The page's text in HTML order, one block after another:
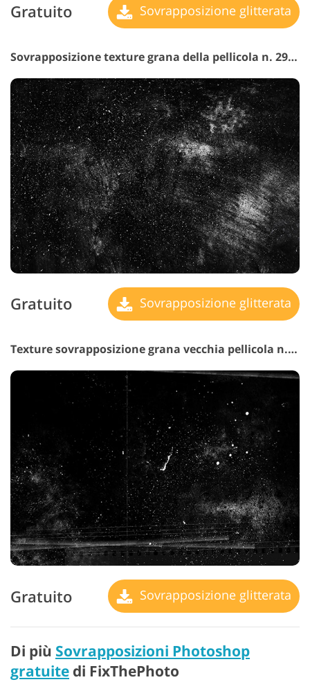
Gratuito Sovrapposizione glitterata
Sovrapposizione texture grana della pellicola n. 29 "Fragile Feelings"
Gratuito Sovrapposizione glitterata
Texture sovrapposizione grana vecchia pellicola n. 30 "Creative Pursuits"
Gratuito Sovrapposizione glitterata
Di più Sovrapposizioni Photoshop
gratuite di FixThePhoto